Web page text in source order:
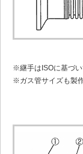
※継手はISOに基づい
※ガス管サイズも製